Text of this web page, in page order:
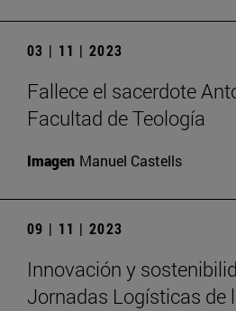
03 | 11 | 2023
Fallece el sacerdote
Facultad de Teología
Imagen Manuel Castells
09 | 11 | 2023
Innovación y
Jornadas Logísticas de